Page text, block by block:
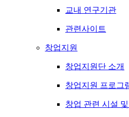
교내 연구기관
관련사이트
창업지원
창업지원단 소개
창업지원 프로그
창업 관련 시설